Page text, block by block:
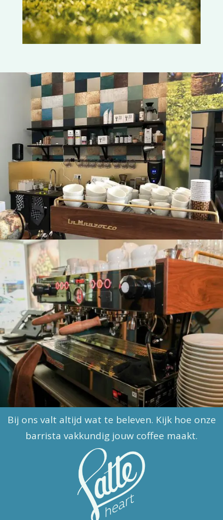
Bij ons valt altijd wat te beleven. Kijk hoe onze
barrista vakkundig jouw coffee maakt.